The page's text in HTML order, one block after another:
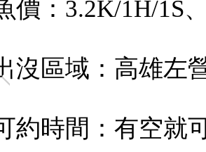
價：3.2K/1H/1S
沒區域：高雄左
約時間：有空就